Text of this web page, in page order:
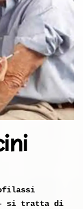
si tratta di